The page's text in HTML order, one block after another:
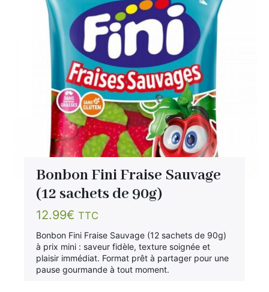
Bonbon Fini Fraise Sauvage
(12 sachets de 90g)
12.99€ TTC
Bonbon Fini Fraise Sauvage (12 sachets de 90g)
à prix mini : saveur fidèle, texture soignée et
plaisir immédiat. Format prêt à partager pour une
pause gourmande à tout moment.